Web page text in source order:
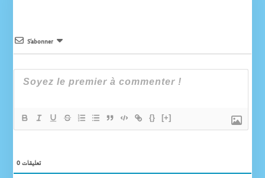
S’abonner
{} [+]
0تعليقات